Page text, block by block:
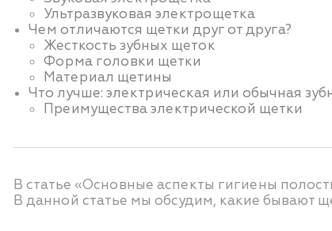
Ультразвуковая электрощетка
Чем отличаются щетки друг от друга?
Жесткость зубных щеток
Форма головки щетки
Материал щетины
Что лучше: электрическая или обычная
Преимущества электрической щетки
В статье «Основные аспекты гигиены
В данной статье мы обсудим, какие бывают